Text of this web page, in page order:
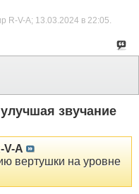
R-V-A; 13.03.2024 в 22:05.
звучание
V-A
вертушки на уровне